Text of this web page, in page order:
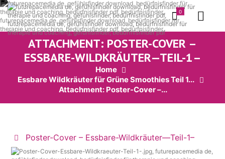
0
ATTACHMENT: POSTER-COVER –
ESSBARE-WILDKRÄUTER—TEIL-1–
Home
Essbare Wildkräuter für Grüne Smoothies Teil 1...
Attachment: Poster-Cover –...
Poster-Cover – Essbare-Wildkräuter—Teil-1–